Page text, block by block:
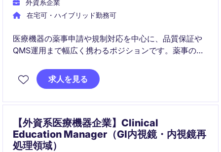
外資系企業
在宅可・ハイブリッド勤務可
医療機器の薬事申請や規制対応を中心に、品質保証や
QMS運用まで幅広く携わるポジションです。薬事の専
できるため、幅広い経験を積みたい方に適した環境で
す。
求人を見る
【外資系医療機器企業】Clinical
Education Manager（GI内視鏡・内視鏡再
処理領域）